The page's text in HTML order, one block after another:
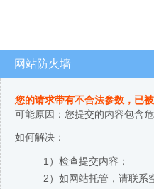
网站防火墙
您的请求带有不合法参数，已
可能原因：您提交的内容包含
如何解决：
1）检查提交内容；
2）如网站托管，请联系